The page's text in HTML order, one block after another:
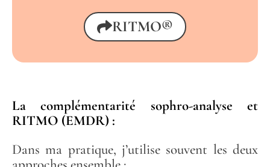
RITMO®
La complémentarité sophro-analyse et
RITMO (EMDR) :
Dans ma pratique, j’utilise souvent les deux